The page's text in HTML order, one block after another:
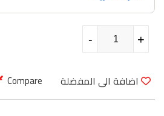
كمية شاي عدني خيرات المختصه 200 جرام
+
- +
-
اضافة الى المفضلة Compare